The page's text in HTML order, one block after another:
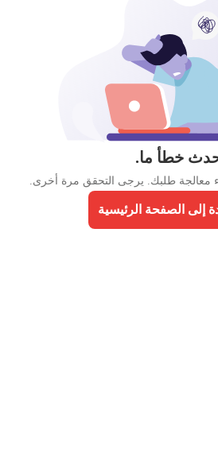
خطأ ما.
معالجة طلبك. يرجى التحقق مرة أخرى.
إلى الصفحة الرئيسية